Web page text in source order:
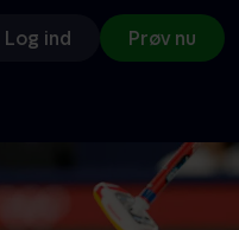
Log ind Prøv nu